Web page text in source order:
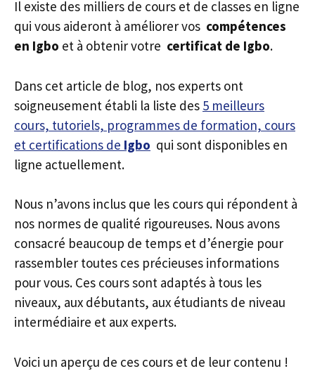
Il existe des milliers de cours et de classes en ligne
qui vous aideront à améliorer vos compétences
en Igbo et à obtenir votre certificat de Igbo.
Dans cet article de blog, nos experts ont
soigneusement établi la liste des 5 meilleurs
cours, tutoriels, programmes de formation, cours
et certifications de Igbo qui sont disponibles en
ligne actuellement.
Nous n’avons inclus que les cours qui répondent à
nos normes de qualité rigoureuses. Nous avons
consacré beaucoup de temps et d’énergie pour
rassembler toutes ces précieuses informations
pour vous. Ces cours sont adaptés à tous les
niveaux, aux débutants, aux étudiants de niveau
intermédiaire et aux experts.
Voici un aperçu de ces cours et de leur contenu !